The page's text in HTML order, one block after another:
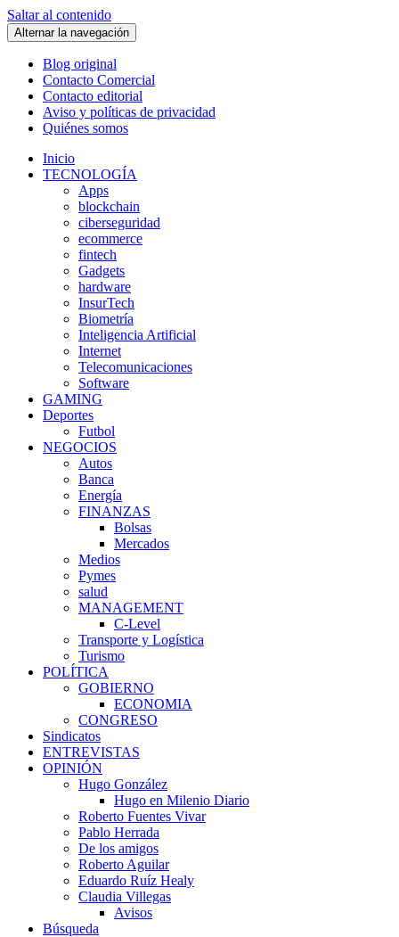
Saltar al contenido
Alternar la navegación
Blog original
Contacto Comercial
Contacto editorial
Aviso y políticas de privacidad
Quiénes somos
Inicio
TECNOLOGÍA
Apps
blockchain
ciberseguridad
ecommerce
fintech
Gadgets
hardware
InsurTech
Biometría
Inteligencia Artificial
Internet
Telecomunicaciones
Software
GAMING
Deportes
Futbol
NEGOCIOS
Autos
Banca
Energía
FINANZAS
Bolsas
Mercados
Medios
Pymes
salud
MANAGEMENT
C-Level
Transporte y Logística
Turismo
POLÍTICA
GOBIERNO
ECONOMIA
CONGRESO
Sindicatos
ENTREVISTAS
OPINIÓN
Hugo González
Hugo en Milenio Diario
Roberto Fuentes Vivar
Pablo Herrada
De los amigos
Roberto Aguilar
Eduardo Ruíz Healy
Claudia Villegas
Avisos
Búsqueda